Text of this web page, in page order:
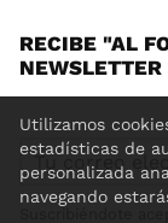
RECIBE "AL
Utilizamos
estadísticas de
personalizada
navegando